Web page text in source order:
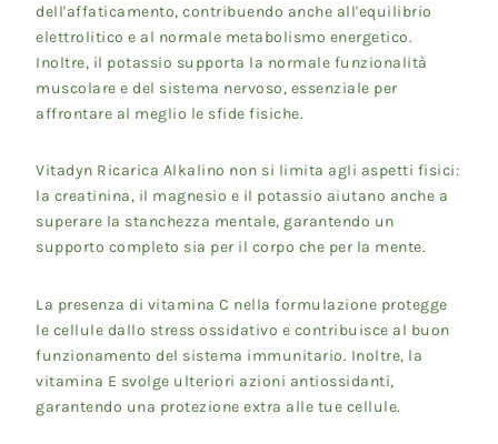
dell'affaticamento, contribuendo anche all'equilibrio
elettrolitico e al normale metabolismo energetico.
Inoltre, il potassio supporta la normale funzionalità
muscolare e del sistema nervoso, essenziale per
affrontare al meglio le sfide fisiche.
Vitadyn Ricarica Alkalino non si limita agli aspetti fisici:
la creatinina, il magnesio e il potassio aiutano anche a
superare la stanchezza mentale, garantendo un
supporto completo sia per il corpo che per la mente.
La presenza di vitamina C nella formulazione protegge
le cellule dallo stress ossidativo e contribuisce al buon
funzionamento del sistema immunitario. Inoltre, la
vitamina E svolge ulteriori azioni antiossidanti,
garantendo una protezione extra alle tue cellule.